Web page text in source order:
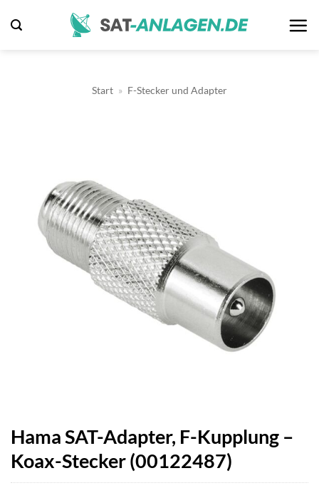
Inhalt
Start » F-Stecker und Adapter
Hama SAT-Adapter, F-Kupplung –
Koax-Stecker (00122487)